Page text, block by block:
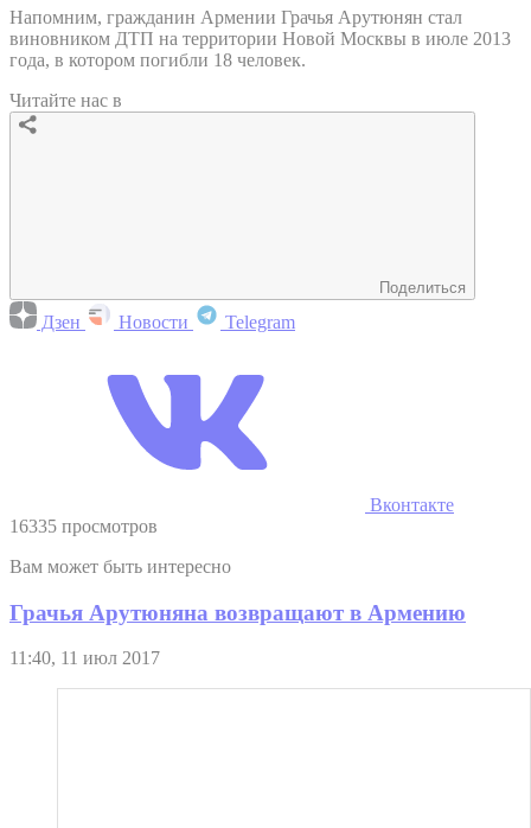
Напомним, гражданин Армении Грачья Арутюнян стал
виновником ДТП на территории Новой Москвы в июле 2013
года, в котором погибли 18 человек.
Читайте нас в
Поделиться
Дзен Новости Telegram
Вконтакте
16335 просмотров
Вам может быть интересно
Грачья Арутюняна возвращают в Армению
11:40, 11 июл 2017